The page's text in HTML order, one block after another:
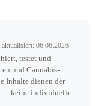
06.06.2026
testet und
und Cannabis-
Inhalte dienen der
— keine individuelle